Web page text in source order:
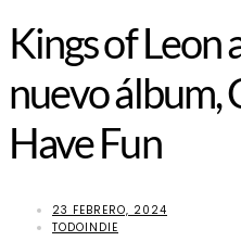
Kings of Leon
nuevo álbum,
Have Fun
23 FEBRERO, 2024
TODOINDIE